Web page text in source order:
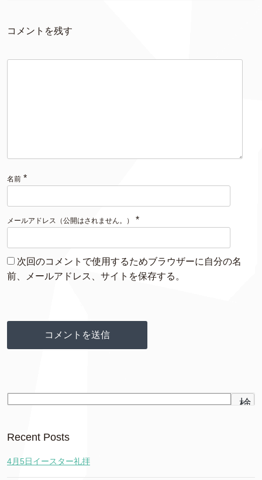
コメントを残す
名前 *
メールアドレス（公開はされません。） *
次回のコメントで使用するためブラウザーに自分の名
前、メールアドレス、サイトを保存する。
検
Recent Posts
4月5日イースター礼拝